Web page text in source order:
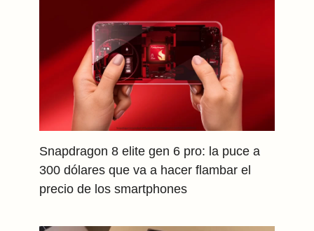
Snapdragon 8 elite gen 6 pro: la puce a
300 dólares que va a hacer flambar el
precio de los smartphones